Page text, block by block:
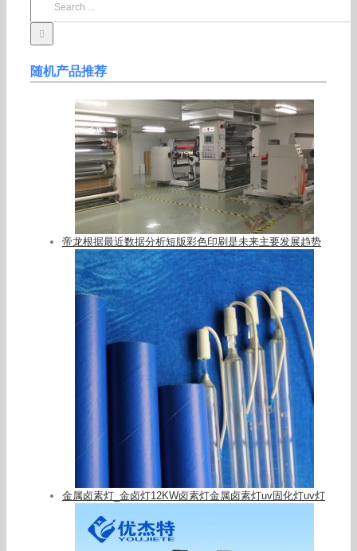
随机产品推荐
帝龙根据最近数据分析短版彩色印刷是未来主要发展趋势
金属卤素灯_金卤灯12KW卤素灯金属卤素灯uv固化灯uv灯